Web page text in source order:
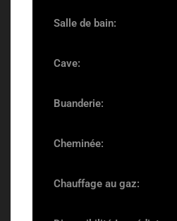
Salle de bain:
Cave:
Buanderie:
Cheminée:
Chauffage au gaz: